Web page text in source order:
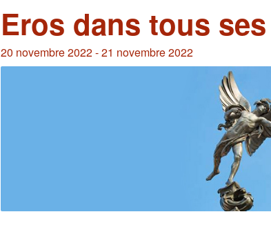
Eros dans tous
20 novembre 2022-21 novembre 2022